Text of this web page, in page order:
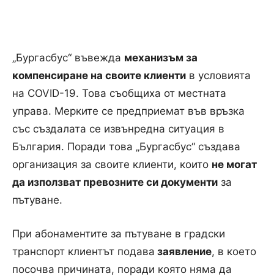
„Бургасбус“ въвежда механизъм за
компенсиране на своите клиенти в условията
на COVID-19. Това съобщиха от местната
управа. Мерките се предприемат във връзка
със създалата се извънредна ситуация в
България. Поради това „Бургасбус“ създава
организация за своите клиенти, които не могат
да използват превозните си документи за
пътуване.
При абонаментите за пътуване в градски
транспорт клиентът подава заявление, в което
посочва причината, поради която няма да